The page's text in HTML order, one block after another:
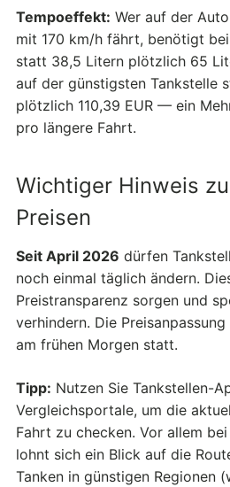
Tempoeffekt: Wer auf der
mit 170 km/h fährt, benötigt
statt 38,5 Litern plötzlich 65
auf der günstigsten Tankstelle
plötzlich 110,39 EUR — ein
pro längere Fahrt.
Wichtiger Hinweis
Preisen
Seit April 2026 dürfen
noch einmal täglich ändern.
Preistransparenz sorgen und
verhindern. Die
am frühen Morgen statt.
Tipp: Nutzen Sie Tankstellen-
Vergleichsportale, um die
Fahrt zu checken. Vor allem
lohnt sich ein Blick auf die
Tanken in günstigen Regionen